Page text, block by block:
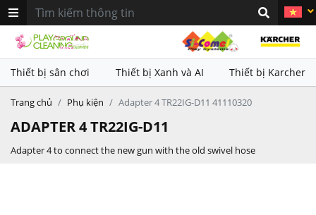
Thiết bị sân chơi Thiết bị Xanh và AI Thiết bị Karcher
thiết bị làm sạch Karcher nhằm
mang lại hiệu quả vệ sinh vượt
trội
thiết bị làm sạch Karcher nhằm
mang lại hiệu quả vệ sinh vượt
trội
Trang chủ Phụ kiện Adapter 4 TR22IG-D11 41110320
ADAPTER 4 TR22IG-D11
Adapter 4 to connect the new gun with the old swivel hose